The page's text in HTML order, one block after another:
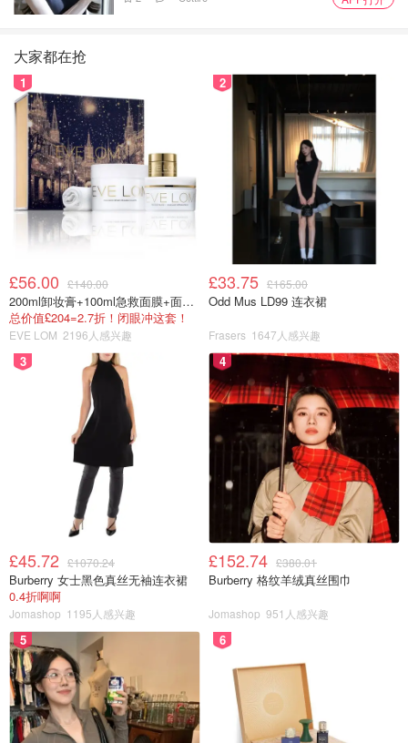
大家都在抢
1
£56.00 £140.00
200ml卸妆膏+100ml急救面膜+面霜+洁颜布
总价值£204=2.7折！闭眼冲这套！
EVE LOM 2196人感兴趣
2
£33.75 £165.00
Odd Mus LD99 连衣裙
Frasers 1647人感兴趣
3
£45.72 £1070.24
Burberry 女士黑色真丝无袖连衣裙
0.4折啊啊
Jomashop 1195人感兴趣
4
£152.74 £380.01
Burberry 格纹羊绒真丝围巾
Jomashop 951人感兴趣
5 6